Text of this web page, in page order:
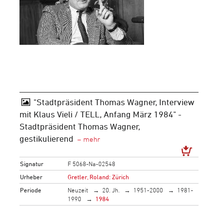
"Stadtpräsident Thomas Wagner, Interview
mit Klaus Vieli / TELL, Anfang März 1984" -
Stadtpräsident Thomas Wagner,
gestikulierend
Signatur
F 5068-Na-02548
Urheber
Gretler, Roland: Zürich
Periode
Neuzeit 20. Jh. 1951-2000
1981-
1990
1984